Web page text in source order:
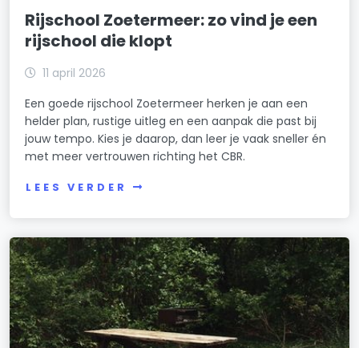
Rijschool Zoetermeer: zo vind je een
rijschool die klopt
11 april 2026
Een goede rijschool Zoetermeer herken je aan een
helder plan, rustige uitleg en een aanpak die past bij
jouw tempo. Kies je daarop, dan leer je vaak sneller én
met meer vertrouwen richting het CBR.
LEES VERDER